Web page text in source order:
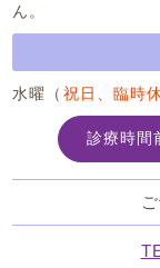
ん。
水曜（ 祝日、臨時
診療時間